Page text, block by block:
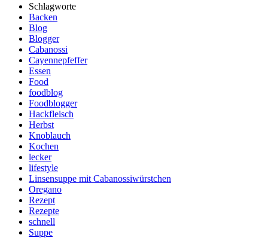
Schlagworte
Backen
Blog
Blogger
Cabanossi
Cayennepfeffer
Essen
Food
foodblog
Foodblogger
Hackfleisch
Herbst
Knoblauch
Kochen
lecker
lifestyle
Linsensuppe mit Cabanossiwürstchen
Oregano
Rezept
Rezepte
schnell
Suppe